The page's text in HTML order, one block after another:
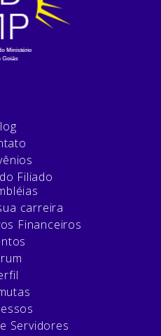
Filiado
carreira
Financeiros
Servidores